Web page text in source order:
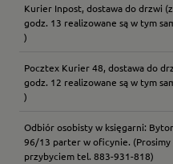
Kurier Inpost, dostawa do drzwi
godz. 13 realizowane są w tym
)
Pocztex Kurier 48, dostawa do
godz. 12 realizowane są w tym
)
Odbiór osobisty w księgarni:
96/13 parter w oficynie.
przybyciem tel. 883-931-818)